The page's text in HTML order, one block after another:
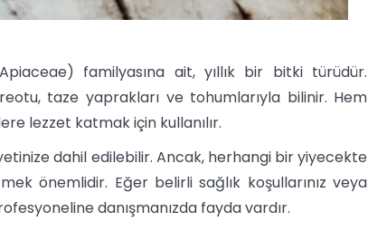
familyasına ait, yıllık bir bitki türüdür.
taze yaprakları ve tohumlarıyla bilinir. Hem
lezzet katmak için kullanılır.
dahil edilebilir. Ancak, herhangi bir yiyecekte
önemlidir. Eğer belirli sağlık koşullarınız veya
danışmanızda fayda vardır.